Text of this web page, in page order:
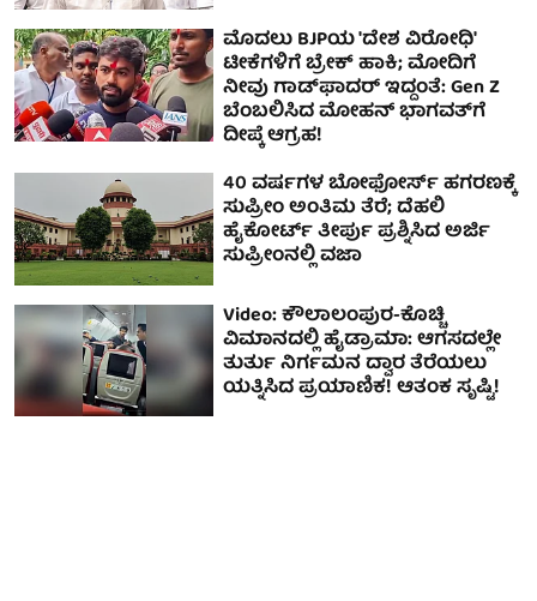
ಮೊದಲು BJPಯ 'ದೇಶ ವಿರೋಧಿ'
ಟೀಕೆಗಳಿಗೆ ಬ್ರೇಕ್ ಹಾಕಿ; ಮೋದಿಗೆ
ನೀವು ಗಾಡ್‌ಫಾದರ್ ಇದ್ದಂತೆ: Gen Z
ಬೆಂಬಲಿಸಿದ ಮೋಹನ್ ಭಾಗವತ್​ಗೆ
ದೀಪ್ಕೆ ಆಗ್ರಹ!
40 ವರ್ಷಗಳ ಬೋಫೋರ್ಸ್ ಹಗರಣಕ್ಕೆ
ಸುಪ್ರೀಂ ಅಂತಿಮ ತೆರೆ; ದೆಹಲಿ
ಹೈಕೋರ್ಟ್ ತೀರ್ಪು ಪ್ರಶ್ನಿಸಿದ ಅರ್ಜಿ
ಸುಪ್ರೀಂನಲ್ಲಿ ವಜಾ
Video: ಕೌಲಾಲಂಪುರ-ಕೊಚ್ಚಿ
ವಿಮಾನದಲ್ಲಿ ಹೈಡ್ರಾಮಾ: ಆಗಸದಲ್ಲೇ
ತುರ್ತು ನಿರ್ಗಮನ ದ್ವಾರ ತೆರೆಯಲು
ಯತ್ನಿಸಿದ ಪ್ರಯಾಣಿಕ! ಆತಂಕ ಸೃಷ್ಟಿ!